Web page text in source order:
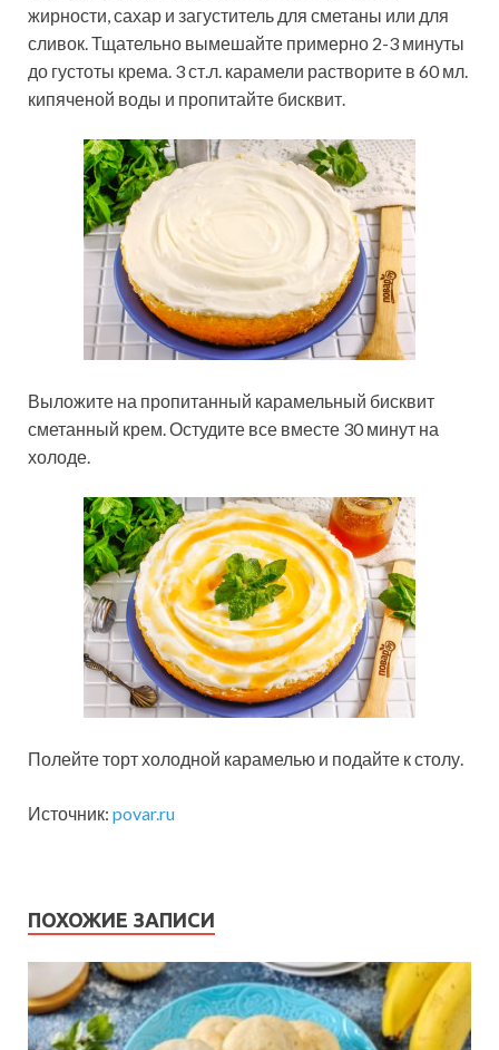
жирности, сахар и загуститель для сметаны или для
сливок. Тщательно вымешайте примерно 2-3 минуты
до густоты крема. 3 ст.л. карамели растворите в 60 мл.
кипяченой воды и пропитайте бисквит.
Выложите на пропитанный карамельный бисквит
сметанный крем. Остудите все вместе 30 минут на
холоде.
Полейте торт холодной карамелью и подайте к столу.
Источник: povar.ru
ПОХОЖИЕ ЗАПИСИ